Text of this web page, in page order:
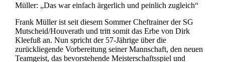
Müller: „Das war einfach ärgerlich und peinlich zugleich“
Frank Müller ist seit diesem Sommer Cheftrainer der SG
Mutscheid/Houverath und tritt somit das Erbe von Dirk
Kleefuß an. Nun spricht der 57-Jährige über die
zurückliegende Vorbereitung seiner Mannschaft, den neuen
Teamgeist, das bevorstehende Meisterschaftsspiel und